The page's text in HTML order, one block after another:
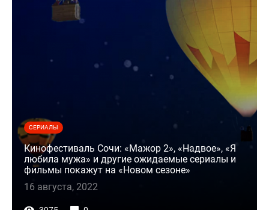
СЕРИАЛЫ
Кинофестиваль Сочи: «Мажор 2», «Надвое», «Я
любила мужа» и другие ожидаемые сериалы и
фильмы покажут на «Новом сезоне»
16 августа, 2022